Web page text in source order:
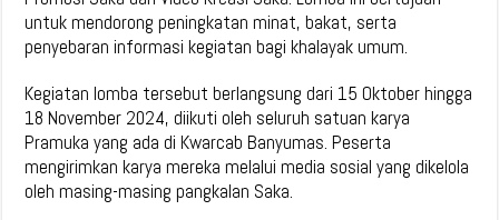
untuk mendorong peningkatan minat, bakat, serta
penyebaran informasi kegiatan bagi khalayak umum.
Kegiatan lomba tersebut berlangsung dari 15 Oktober hingga
18 November 2024, diikuti oleh seluruh satuan karya
Pramuka yang ada di Kwarcab Banyumas. Peserta
mengirimkan karya mereka melalui media sosial yang dikelola
oleh masing-masing pangkalan Saka.